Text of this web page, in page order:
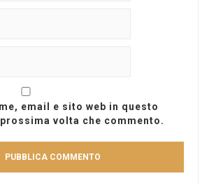
email e sito web in questo
volta che commento.